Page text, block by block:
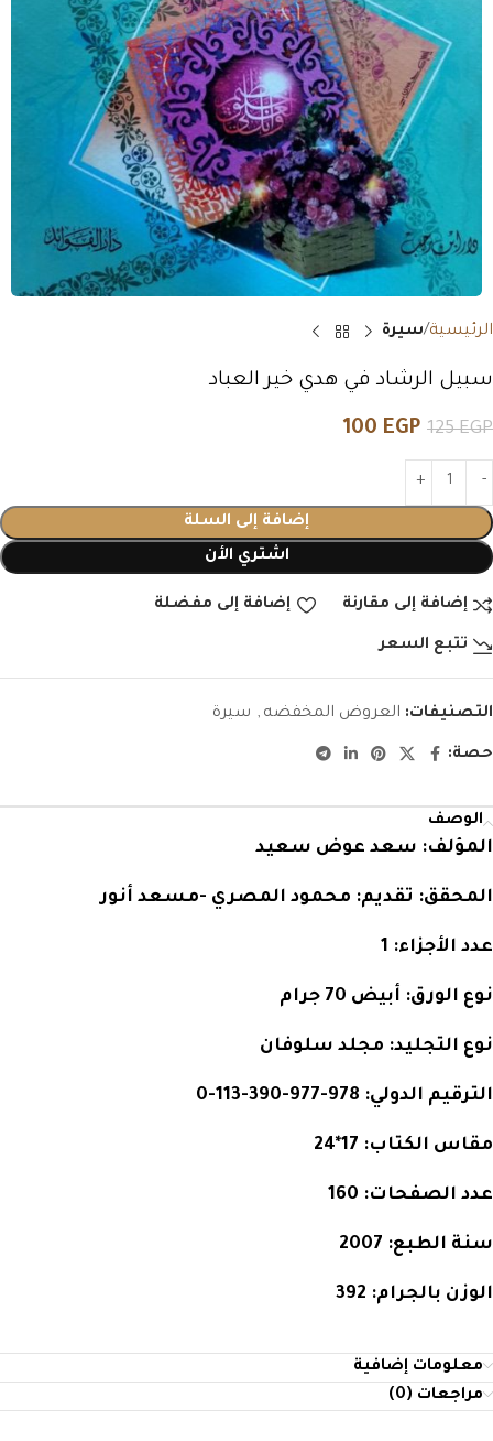
الرئيسية سيرة
سبيل الرشاد في هدي خير العباد
125EGP
100 EGP
إضافة إلى السلة
اشتري الأن
إضافة إلى مقارنة إضافة إلى مفضلة
تتبع السعر
التصنيفات: العروض المخفضه , سيرة
حصة:
الوصف
المؤلف: سعد عوض سعيد
المحقق: تقديم: محمود المصري -مسعد أنور
عدد الأجزاء:
نوع الورق: أبيض 70 جرام
نوع التجليد: مجلد سلوفان
الترقيم الدولي:
مقاس الكتاب:
عدد الصفحات:
سنة الطبع:
الوزن بالجرام:
معلومات إضافية
مراجعات (0)